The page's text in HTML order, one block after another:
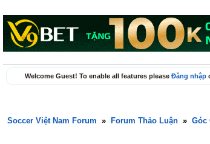
Welcome Guest! To enable all features please Đăng nhập
Soccer Việt Nam Forum » Forum Thảo Luận » Góc